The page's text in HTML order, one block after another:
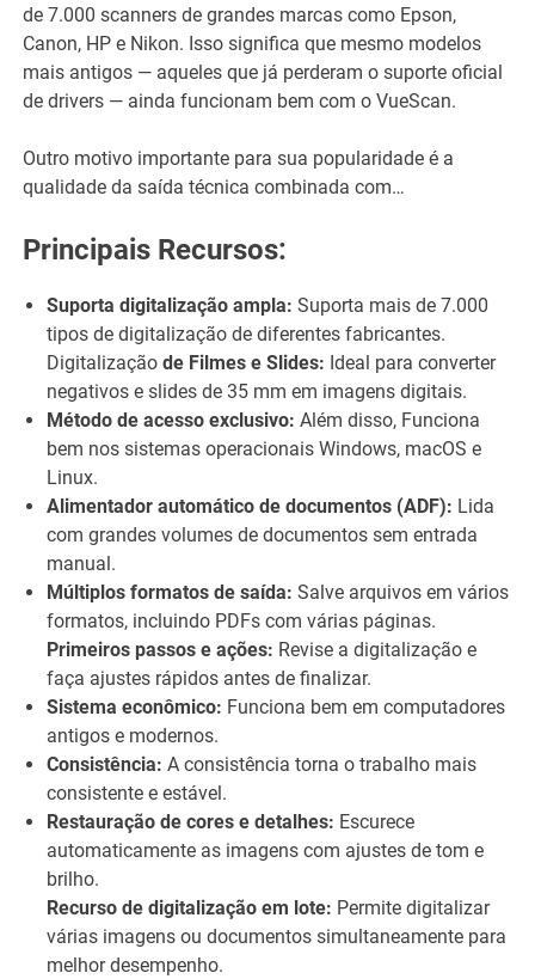
de 7.000 scanners de grandes marcas como Epson,
Canon, HP e Nikon. Isso significa que mesmo modelos
mais antigos — aqueles que já perderam o suporte oficial
de drivers — ainda funcionam bem com o VueScan.
Outro motivo importante para sua popularidade é a
qualidade da saída técnica combinada com…
Principais Recursos:
Suporta digitalização ampla: Suporta mais de 7.000
tipos de digitalização de diferentes fabricantes.
Digitalizaçãode Filmes e Slides: Ideal para converter
negativos e slides de 35 mm em imagens digitais.
Método de acesso exclusivo: Além disso, Funciona
bem nos sistemas operacionais Windows, macOS e
Linux.
Alimentador automático de documentos (ADF): Lida
com grandes volumes de documentos sem entrada
manual.
Múltiplos formatos de saída: Salve arquivos em vários
formatos, incluindo PDFs com várias páginas.
Primeiros passos e ações: Revise a digitalização e
faça ajustes rápidos antes de finalizar.
Sistema econômico: Funciona bem em computadores
antigos e modernos.
Consistência: A consistência torna o trabalho mais
consistente e estável.
Restauração de cores e detalhes: Escurece
automaticamente as imagens com ajustes de tom e
brilho.
Recurso de digitalização em lote: Permite digitalizar
várias imagens ou documentos simultaneamente para
melhor desempenho.